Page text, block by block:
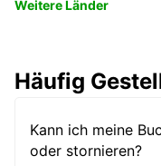
Weitere Länder
Häufig
Kann ich meine
oder stornieren?